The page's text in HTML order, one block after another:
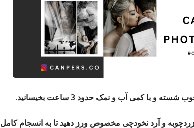
و با کمی آب و نمک حدود 3 ساعت بخیسانید.
و آرد نخودچی مخصوص ورز دهید تا به انسجام کامل